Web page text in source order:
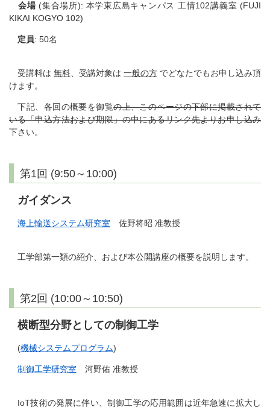
会場(集合場所): 本学東広島キャンパス 工情102講義室 (FUJI
KIKAI KOGYO 102)
定員: 50名
受講料は 無料 、受講対象は 一般の方 でどなたでもお申し込み頂
けます。
下記、各回の概要を御覧の上、このページの下部に掲載されて
いる「申込方法および期限」の中にあるリンク先よりお申し込み
下さい。
第1回 (9:50～10:00)
ガイダンス
海上輸送システム研究室 佐野将昭 准教授
工学部第一類の紹介、および本公開講座の概要を説明します。
第2回 (10:00～10:50)
横断型分野としての制御工学
(機械システムプログラム)
制御工学研究室 河野佑 准教授
IoT技術の発展に伴い、制御工学の応用範囲は近年急速に拡大し